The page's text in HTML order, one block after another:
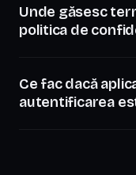
Unde găsesc
politica de
Ce fac dacă
autentificarea